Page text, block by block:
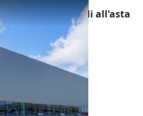
Industriali all'asta